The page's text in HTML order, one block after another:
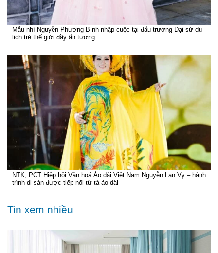
Mẫu nhí Nguyễn Phương Bình nhập cuộc tại đấu trường Đại sứ du
lịch trẻ thế giới đầy ấn tượng
NTK, PCT Hiệp hội Văn hoá Áo dài Việt Nam Nguyễn Lan Vy – hành
trình di sản được tiếp nối từ tà áo dài
Tin xem nhiều